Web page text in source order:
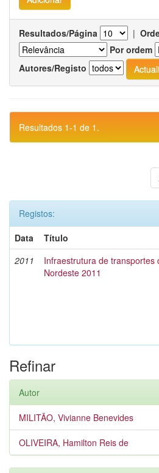
Resultados/Página |
Por ordem
Autores/Registo
Resultados 1-1 de 1.
Registos:
Data
Título
2011
Infraestrutura de transportes
Nordeste 2011
Refinar
Autor
MILITÃO, Vivianne Benevides
OLIVEIRA, Hamilton Reis de